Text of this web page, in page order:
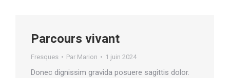
Parcours vivant
Fresques Par Marion 1 juin 2024
Donec dignissim gravida posuere sagittis dolor.